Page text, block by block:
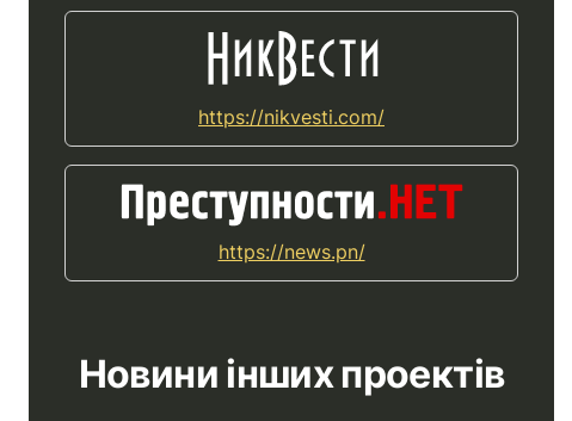
https://nikvesti.com/
https://news.pn/
Новини інших проектів